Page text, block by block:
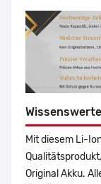
Mit diesem Li-
Original Akku.